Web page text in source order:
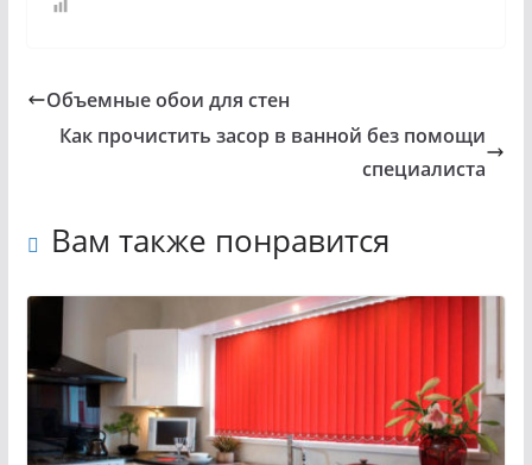
Объемные обои для стен
Как прочистить засор в ванной без помощи
специалиста
Вам также понравится